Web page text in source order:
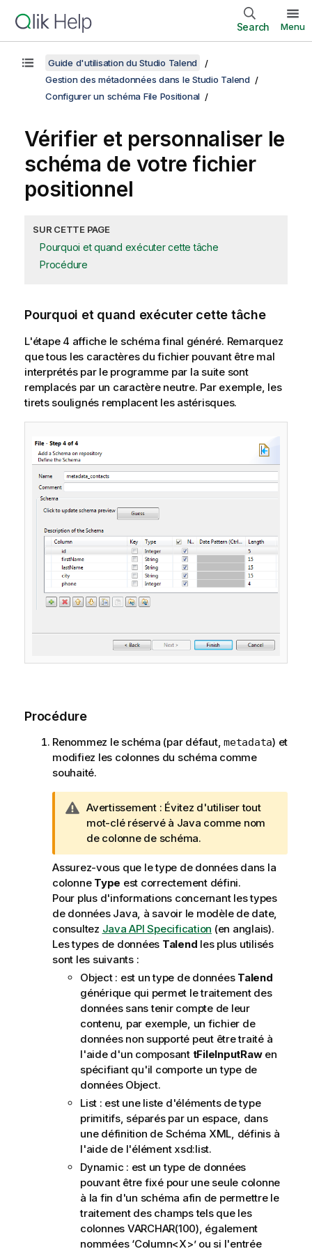
Search Menu
Guide d'utilisation du Studio Talend
Gestion des métadonnées dans le Studio Talend
Configurer un schéma File Positional
Vérifier et personnaliser le
schéma de votre fichier
positionnel
SUR CETTE PAGE
Pourquoi et quand exécuter cette tâche
Procédure
Pourquoi et quand exécuter cette tâche
L'étape 4 affiche le schéma final généré. Remarquez
que tous les caractères du fichier pouvant être mal
interprétés par le programme par la suite sont
remplacés par un caractère neutre. Par exemple, les
tirets soulignés remplacent les astérisques.
Procédure
Renommez le schéma (par défaut, metadata) et
modifiez les colonnes du schéma comme
souhaité.
N
o
t
e
I
n
f
o
r
m
a
t
i
o
n
s
Avertissement : Évitez d'utiliser tout
mot-clé réservé à Java comme nom
de colonne de schéma.
Assurez-vous que le type de données dans la
colonne Type est correctement défini.
Pour plus d'informations concernant les types
de données Java, à savoir le modèle de date,
consultez Java API Specification (en anglais).
Les types de données Talend les plus utilisés
sont les suivants :
Object : est un type de données Talend
générique qui permet le traitement des
données sans tenir compte de leur
contenu, par exemple, un fichier de
données non supporté peut être traité à
l'aide d'un composant tFileInputRawen
spécifiant qu'il comporte un type de
données Object.
List : est une liste d'éléments de type
primitifs, séparés par un espace, dans
une définition de Schéma XML, définis à
l'aide de l'élément xsd:list.
Dynamic : est un type de données
pouvant être fixé pour une seule colonne
à la fin d'un schéma afin de permettre le
traitement des champs tels que les
colonnes VARCHAR(100), également
nommées ‘Column<X>’ ou si l'entrée